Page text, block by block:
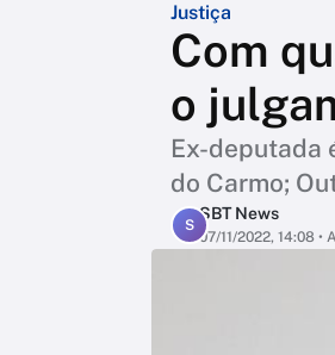
Justiça
Com
o
Ex-deputada
do Carmo;
S
SBT News
07/11/2022, 14:08 •